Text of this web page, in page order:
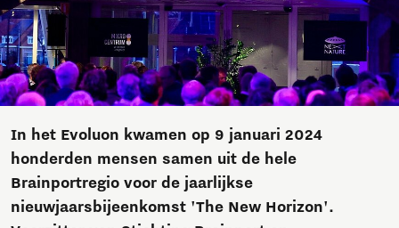
In het Evoluon kwamen op 9 januari 2024
honderden mensen samen uit de hele
Brainportregio voor de jaarlijkse
nieuwjaarsbijeenkomst 'The New Horizon'.